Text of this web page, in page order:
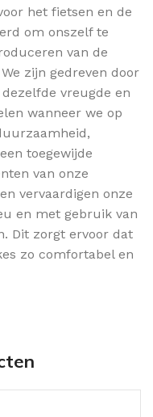
het fietsen en de
om onszelf te
van de
zijn gedreven door
vreugde en
wanneer we op
toegewijde
van onze
vervaardigen onze
en met gebruik van
Dit zorgt ervoor dat
zo comfortabel en